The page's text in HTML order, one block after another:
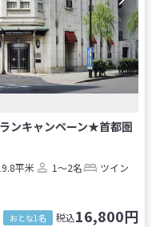
ンキャンペーン★首都圏
平米 1～2名
ツイン
おとな1名 税込16,800円